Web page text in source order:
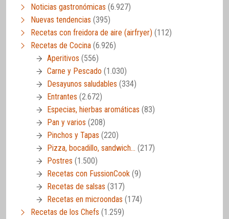
Noticias gastronómicas (6.927)
Nuevas tendencias (395)
Recetas con freidora de aire (airfryer) (112)
Recetas de Cocina (6.926)
Aperitivos (556)
Carne y Pescado (1.030)
Desayunos saludables (334)
Entrantes (2.672)
Especias, hierbas aromáticas (83)
Pan y varios (208)
Pinchos y Tapas (220)
Pizza, bocadillo, sandwich… (217)
Postres (1.500)
Recetas con FussionCook (9)
Recetas de salsas (317)
Recetas en microondas (174)
Recetas de los Chefs (1.259)